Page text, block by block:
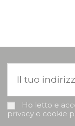
Ho letto e
privacy e cookie